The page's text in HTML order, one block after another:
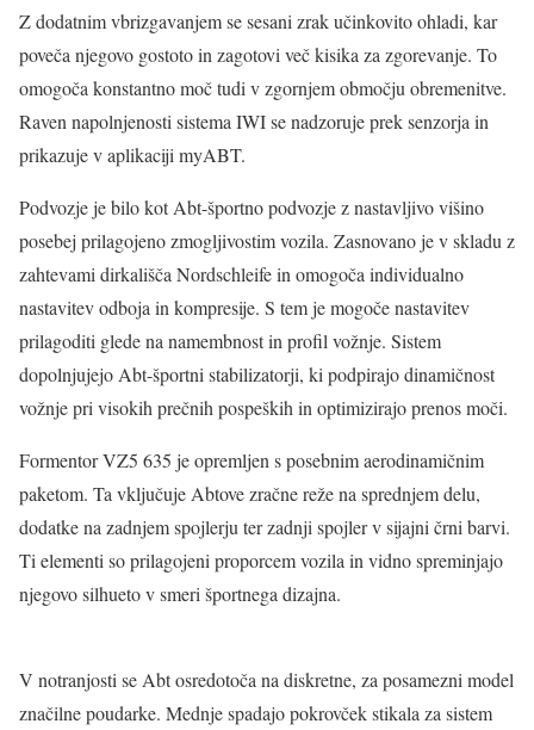
Z dodatnim vbrizgavanjem se sesani zrak učinkovito ohladi, kar
poveča njegovo gostoto in zagotovi več kisika za zgorevanje. To
omogoča konstantno moč tudi v zgornjem območju obremenitve.
Raven napolnjenosti sistema IWI se nadzoruje prek senzorja in
prikazuje v aplikaciji myABT.
Podvozje je bilo kot Abt-športno podvozje z nastavljivo višino
posebej prilagojeno zmogljivostim vozila. Zasnovano je v skladu z
zahtevami dirkališča Nordschleife in omogoča individualno
nastavitev odboja in kompresije. S tem je mogoče nastavitev
prilagoditi glede na namembnost in profil vožnje. Sistem
dopolnjujejo Abt-športni stabilizatorji, ki podpirajo dinamičnost
vožnje pri visokih prečnih pospeških in optimizirajo prenos moči.
Formentor VZ5 635 je opremljen s posebnim aerodinamičnim
paketom. Ta vključuje Abtove zračne reže na sprednjem delu,
dodatke na zadnjem spojlerju ter zadnji spojler v sijajni črni barvi.
Ti elementi so prilagojeni proporcem vozila in vidno spreminjajo
njegovo silhueto v smeri športnega dizajna.
V notranjosti se Abt osredotoča na diskretne, za posamezni model
značilne poudarke. Mednje spadajo pokrovček stikala za sistem